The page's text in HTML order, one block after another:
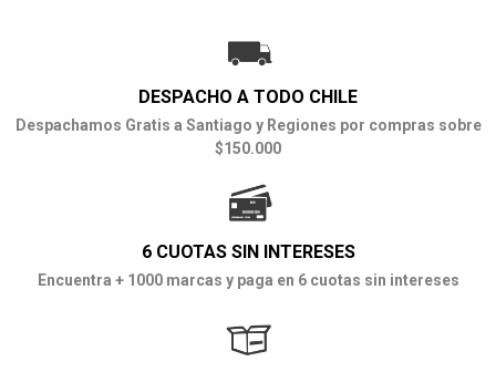
DESPACHO A TODO CHILE
Despachamos Gratis a Santiago y Regiones por compras sobre
$150.000
6 CUOTAS SIN INTERESES
Encuentra + 1000 marcas y paga en 6 cuotas sin intereses